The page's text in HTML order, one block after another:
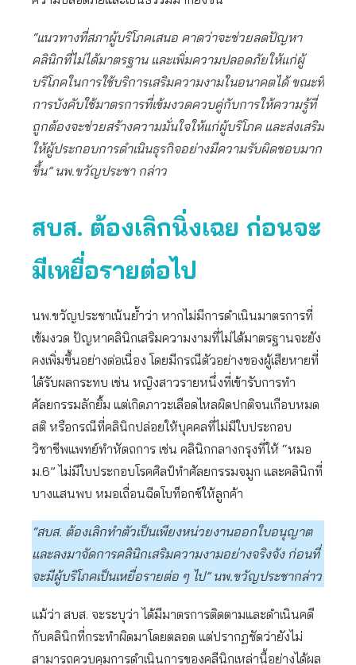
“แนวทางที่สภาผู้บริโภคเสนอ คาดว่าจะช่วยลดปัญหา
คลินิกที่ไม่ได้มาตรฐาน และเพิ่มความปลอดภัยให้แก่ผู้
บริโภคในการใช้บริการเสริมความงามในอนาคตได้ ขณะที่
การบังคับใช้มาตรการที่เข้มงวดควบคู่กับการให้ความรู้ที่
ถูกต้องจะช่วยสร้างความมั่นใจให้แก่ผู้บริโภค และส่งเสริม
ให้ผู้ประกอบการดำเนินธุรกิจอย่างมีความรับผิดชอบมาก
ขึ้น” นพ.ขวัญประชา กล่าว
สบส. ต้องเลิกนิ่งเฉย ก่อนจะ
มีเหยื่อรายต่อไป
นพ.ขวัญประชาเน้นย้ำว่า หากไม่มีการดำเนินมาตรการที่
เข้มงวด ปัญหาคลินิกเสริมความงามที่ไม่ได้มาตรฐานจะยัง
คงเพิ่มขึ้นอย่างต่อเนื่อง โดยมีกรณีตัวอย่างของผู้เสียหายที่
ได้รับผลกระทบ เช่น หญิงสาวรายหนึ่งที่เข้ารับการทำ
ศัลยกรรมลักยิ้ม แต่เกิดภาวะเลือดไหลผิดปกติจนเกือบหมด
สติ หรือกรณีที่คลินิกปล่อยให้บุคคลที่ไม่มีใบประกอบ
วิชาชีพแพทย์ทำหัตถการ เช่น คลินิกกลางกรุงที่ให้ “หมอ
ม.6” ไม่มีใบประกอบโรคศิลป์ทำศัลยกรรมจมูก และคลินิกที่
บางแสนพบ หมอเถื่อนฉีดโบท็อกซ์ให้ลูกค้า
“สบส. ต้องเลิกทำตัวเป็นเพียงหน่วยงานออกใบอนุญาต
และลงมาจัดการคลินิกเสริมความงามอย่างจริงจัง ก่อนที่
จะมีผู้บริโภคเป็นเหยื่อรายต่อ ๆ ไป” นพ.ขวัญประชากล่าว
แม้ว่า สบส. จะระบุว่า ได้มีมาตรการติดตามและดำเนินคดี
กับคลินิกที่กระทำผิดมาโดยตลอด แต่ปรากฏชัดว่ายังไม่
สามารถควบคุมการดำเนินการของคลีนิกเหล่านี้อย่างได้ผล